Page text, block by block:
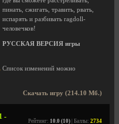
пинать, сжигать, травить, рвать,
испарять и разбивать ragdoll-
человечков!
РУССКАЯ ВЕРСИЯ игры
Список изменений можно
Скачать игру (214.10 Мб.)
-
Рейтинг: 10.0 (10) | Баллы: 2734